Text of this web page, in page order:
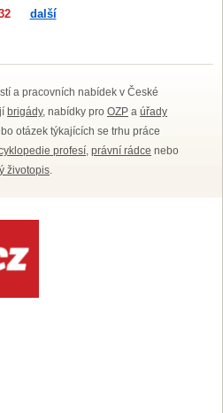
další
a pracovních nabídek v České
brigády, nabídky pro OZP a úřady
otázek týkajících se trhu práce
profesí, právní rádce nebo
životopis.